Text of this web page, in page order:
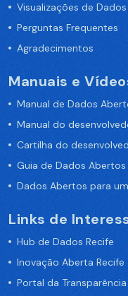
Visualizações de Dados
Perguntas Frequentes
Agradecimentos
Manuais e
Manual de Dados
Manual do
Cartilha do
Guia de Dados Abertos
Dados Abertos para
Links de
Hub de Dados Recife
Inovação Aberta Recife
Portal da Transparência